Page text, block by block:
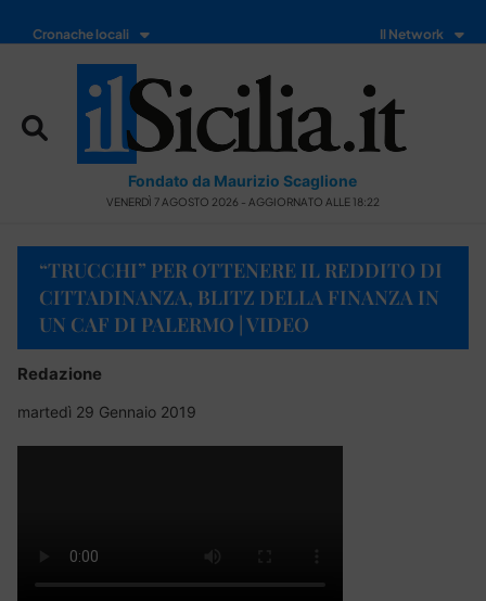
Cronache locali Il Network
Fondato da Maurizio Scaglione
VENERDÌ 7 AGOSTO 2026 - AGGIORNATO ALLE 18:22
“TRUCCHI” PER OTTENERE IL REDDITO DI
CITTADINANZA, BLITZ DELLA FINANZA IN
UN CAF DI PALERMO | VIDEO
Redazione
martedì 29 Gennaio 2019